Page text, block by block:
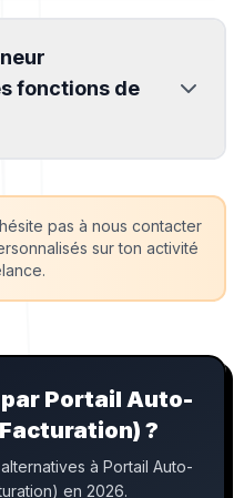
fonctions de
pas à nous contacter
sur ton activité
Portail Auto-
?
à Portail Auto-
en 2026.